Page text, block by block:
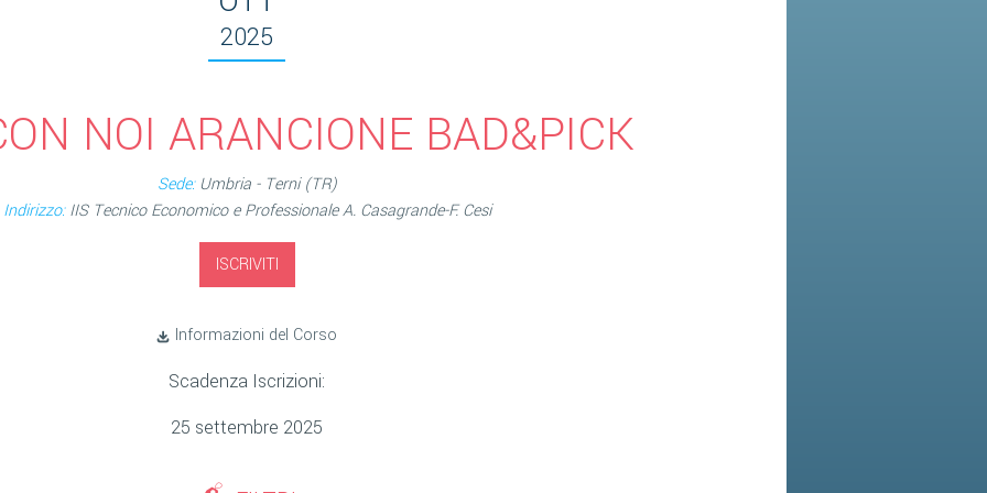
2025
NOI ARANCIONE BAD&PICK
Sede: Umbria - Terni (TR)
Indirizzo:IIS Tecnico Economico e Professionale A. Casagrande-F. Cesi
ISCRIVITI
Informazioni del Corso
Scadenza Iscrizioni:
25 settembre 2025